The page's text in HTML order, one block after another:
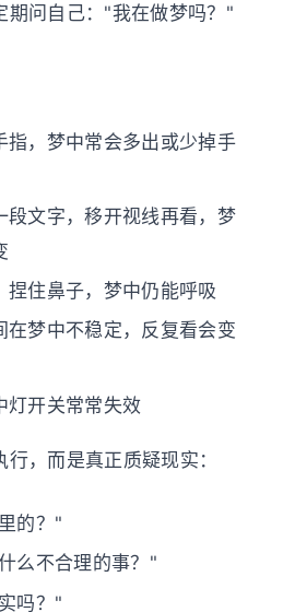
期问自己："我在做梦吗？"
指，梦中常会多出或少掉手
段文字，移开视线再看，梦
捏住鼻子，梦中仍能呼吸
在梦中不稳定，反复看会变
灯开关常常失效
行，而是真正质疑现实：
的？"
么不合理的事？"
吗？"